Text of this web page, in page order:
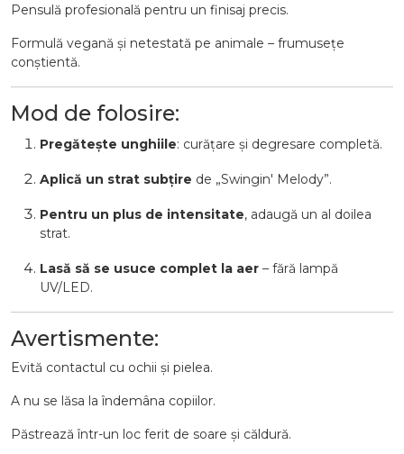
Pensulă profesională pentru un finisaj precis.
Formulă vegană și netestată pe animale – frumusețe
conștientă.
Mod de folosire:
Pregătește unghiile: curățare și degresare completă.
Aplică un strat subțire de „Swingin' Melody”.
Pentru un plus de intensitate, adaugă un al doilea
strat.
Lasă să se usuce complet la aer – fără lampă
UV/LED.
Avertismente:
Evită contactul cu ochii și pielea.
A nu se lăsa la îndemâna copiilor.
Păstrează într-un loc ferit de soare și căldură.